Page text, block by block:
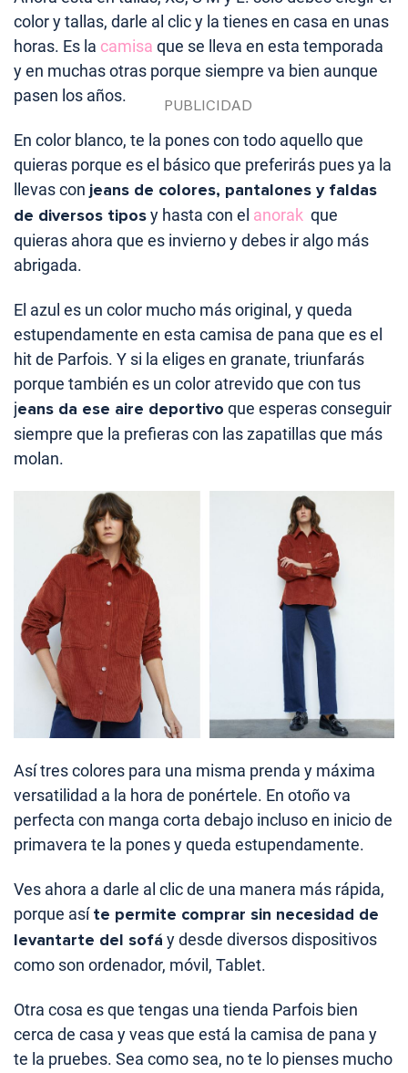
color y tallas, darle al clic y la tienes en casa en unas
horas. Es la camisa que se lleva en esta temporada
y en muchas otras porque siempre va bien aunque
pasen los años.
En color blanco, te la pones con todo aquello que
quieras porque es el básico que preferirás pues ya la
llevas con jeans de colores, pantalones y faldas
de diversos tiposy hasta con el anorak que
quieras ahora que es invierno y debes ir algo más
abrigada.
El azul es un color mucho más original, y queda
estupendamente en esta camisa de pana que es el
hit de Parfois. Y si la eliges en granate, triunfarás
porque también es un color atrevido que con tus
jeans da ese aire deportivo que esperas conseguir
siempre que la prefieras con las zapatillas que más
molan.
Así tres colores para una misma prenda y máxima
versatilidad a la hora de ponértele. En otoño va
perfecta con manga corta debajo incluso en inicio de
primavera te la pones y queda estupendamente.
Ves ahora a darle al clic de una manera más rápida,
porque asíte permite comprar sin necesidad de
levantarte del sofá y desde diversos dispositivos
como son ordenador, móvil, Tablet.
Otra cosa es que tengas una tienda Parfois bien
cerca de casa y veas que está la camisa de pana y
te la pruebes. Sea como sea, no te lo pienses mucho